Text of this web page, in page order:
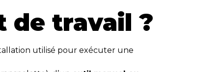
de travail ?
utilisé pour exécuter une